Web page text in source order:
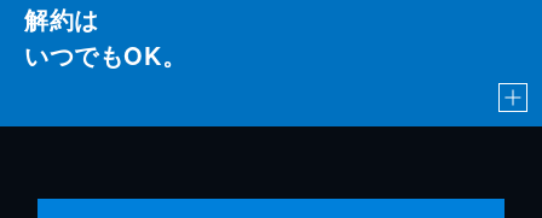
解約は
いつでもOK。